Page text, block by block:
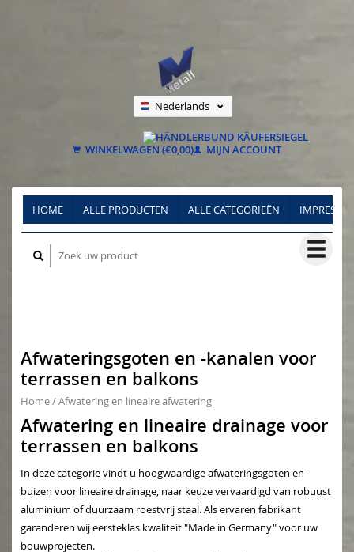
Nederlands
Français
WINKELWAGEN (€0,00) MIJN ACCOUNT
HOME ALLE PRODUCTEN ALLE CATEGORIEËN
Afwateringsgoten en -kanalen voor
terrassen en balkons
Home/Afwatering en lineaire afwatering
Afwatering en lineaire drainage voor
terrassen en balkons
In deze categorie vindt u hoogwaardige afwateringsgoten en -
buizen voor lineaire drainage, naar keuze vervaardigd van robuust
aluminium of duurzaam roestvrij staal. Als ervaren fabrikant
garanderen wij eersteklas kwaliteit "Made in Germany" voor uw
bouwprojecten.